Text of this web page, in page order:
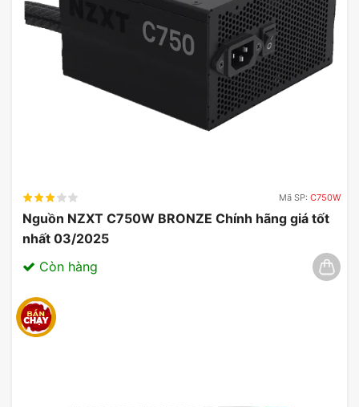
Mã SP: C750W
Nguồn NZXT C750W BRONZE Chính hãng giá tốt
nhất 03/2025
Còn hàng